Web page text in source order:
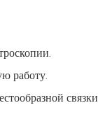
работу.
связки